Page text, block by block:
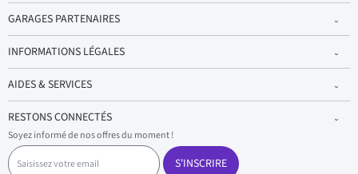
GARAGES PARTENAIRES
INFORMATIONS LÉGALES
AIDES & SERVICES
RESTONS CONNECTÉS
Soyez informé de nos offres du moment !
S
a
S'INSCRIRE